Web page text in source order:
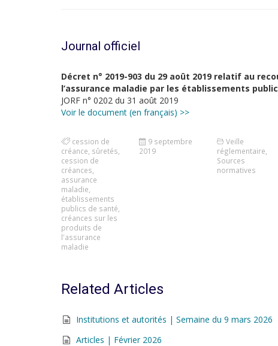
Journal officiel
Décret n° 2019-903 du 29 août 2019 relatif au
l’assurance maladie par les établissements
JORF n° 0202 du 31 août 2019
Voir le document (en français) >>
cession de
créance sûretés
cession de
créances
assurance
maladie
établissements
publics de santé
créances sur les
produits de
l'assurance
maladie
9 septembre
2019
Veille
réglementaire
Sources
normatives
Related Articles
Institutions et autorités | Semaine du 9 mars 2026
Articles | Février 2026